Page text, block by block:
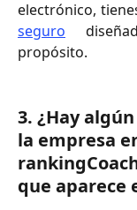
electrónico,
seguro
propósito.
3. ¿Hay
la empresa
que aparece